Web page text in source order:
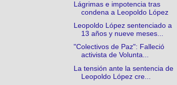
Lágrimas e impotencia tras
condena a Leopoldo López
Leopoldo López sentenciado a
13 años y nueve meses...
"Colectivos de Paz": Falleció
activista de Volunta...
La tensión ante la sentencia de
Leopoldo López cre...